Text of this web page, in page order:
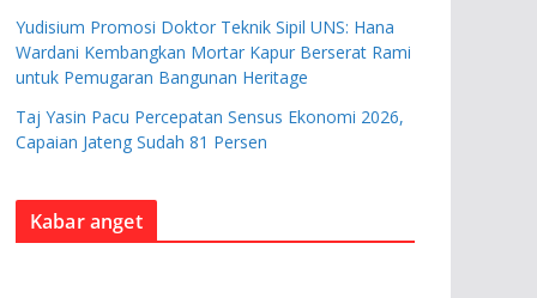
Yudisium Promosi Doktor Teknik Sipil UNS: Hana
Wardani Kembangkan Mortar Kapur Berserat Rami
untuk Pemugaran Bangunan Heritage
Taj Yasin Pacu Percepatan Sensus Ekonomi 2026,
Capaian Jateng Sudah 81 Persen
Kabar anget